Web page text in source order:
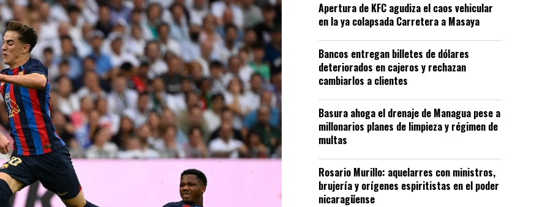
Apertura de KFC agudiza el caos vehicular
en la ya colapsada Carretera a Masaya
Bancos entregan billetes de dólares
deteriorados en cajeros y rechazan
cambiarlos a clientes
Basura ahoga el drenaje de Managua pese a
millonarios planes de limpieza y régimen de
multas
Rosario Murillo: aquelarres con ministros,
brujería y orígenes espiritistas en el poder
nicaragüense